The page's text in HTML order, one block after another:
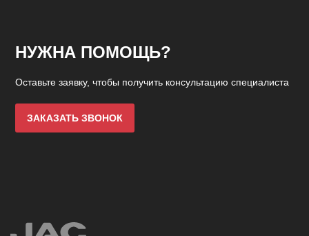
НУЖНА ПОМОЩЬ?
Оставьте заявку, чтобы получить консультацию специалиста
ЗАКАЗАТЬ ЗВОНОК